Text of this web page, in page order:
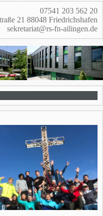
07541 203 562 20
21 88048 Friedrichshafen
sekretariat@rs-fn-ailingen.de